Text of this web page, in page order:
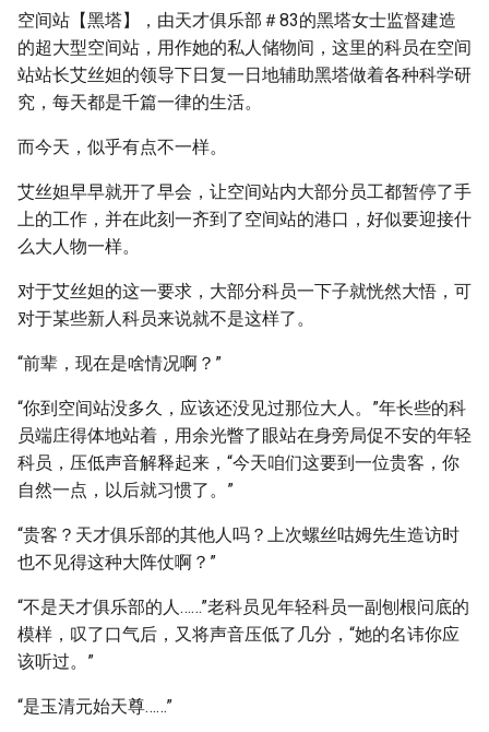
空间站【黑塔】，由天才俱乐部＃83的黑塔女士监督建造
的超大型空间站，用作她的私人储物间，这里的科员在空间
站站长艾丝妲的领导下日复一日地辅助黑塔做着各种科学研
究，每天都是千篇一律的生活。
而今天，似乎有点不一样。
艾丝妲早早就开了早会，让空间站内大部分员工都暂停了手
上的工作，并在此刻一齐到了空间站的港口，好似要迎接什
么大人物一样。
对于艾丝妲的这一要求，大部分科员一下子就恍然大悟，可
对于某些新人科员来说就不是这样了。
“前辈，现在是啥情况啊？”
“你到空间站没多久，应该还没见过那位大人。”年长些的科
员端庄得体地站着，用余光瞥了眼站在身旁局促不安的年轻
科员，压低声音解释起来，“今天咱们这要到一位贵客，你
自然一点，以后就习惯了。”
“贵客？天才俱乐部的其他人吗？上次螺丝咕姆先生造访时
也不见得这种大阵仗啊？”
“不是天才俱乐部的人……”老科员见年轻科员一副刨根问底的
模样，叹了口气后，又将声音压低了几分，“她的名讳你应
该听过。”
“是玉清元始天尊……”